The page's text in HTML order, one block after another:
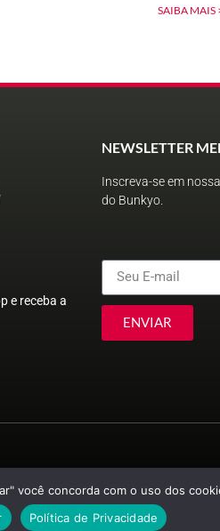
SAIBA MAIS
e receba a
NEWSLETTER
Inscreva-se em
do Bunkyo.
ENVIAR
você concorda com o uso dos
Política de Privacidade